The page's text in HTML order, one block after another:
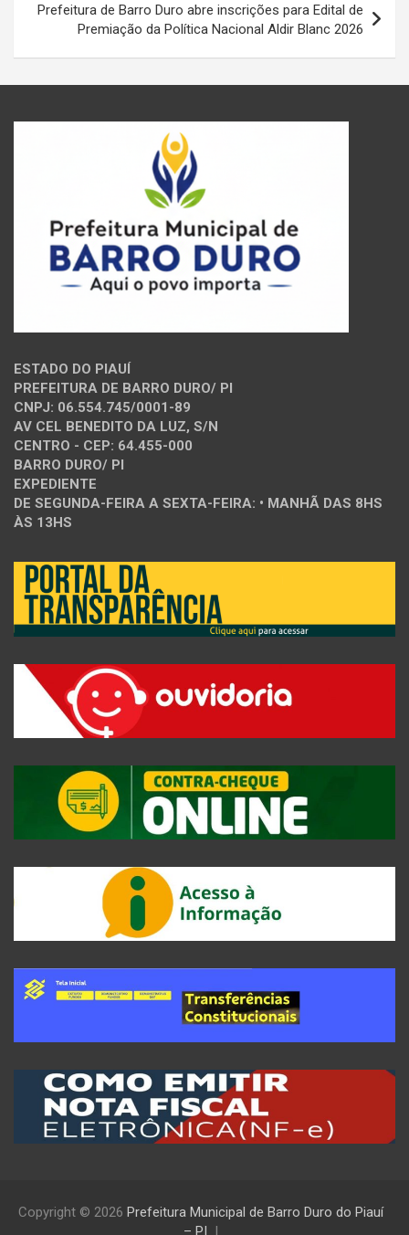
Prefeitura de Barro Duro abre inscrições para Edital de
Premiação da Política Nacional Aldir Blanc 2026
ESTADO DO PIAUÍ
PREFEITURA DE BARRO DURO/ PI
CNPJ: 06.554.745/0001-89
AV CEL BENEDITO DA LUZ, S/N
CENTRO - CEP: 64.455-000
BARRO DURO/ PI
EXPEDIENTE
DE SEGUNDA-FEIRA A SEXTA-FEIRA: • MANHÃ DAS 8HS
ÀS 13HS
Copyright © 2026 Prefeitura Municipal de Barro Duro do Piauí
– PI